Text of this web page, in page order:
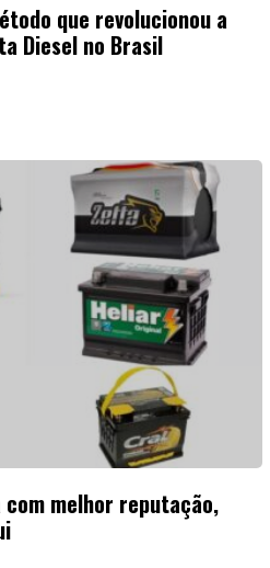
que revolucionou a
Diesel no Brasil
melhor reputação,